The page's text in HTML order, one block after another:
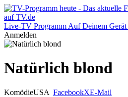
Live-TV Programm Auf Deinem Gerät
Anmelden
Natürlich blond
KomödieUSA FacebookXE-Mail